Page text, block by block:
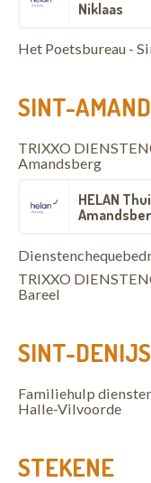
Niklaas
Het Poetsbureau -
SINT-
TRIXXO
Amandsberg
HELAN
TRIXXO
Bareel
SINT-
Familiehulp
Halle-Vilvoorde
STEKENE